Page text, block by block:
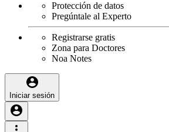
Protección de datos
Pregúntale al Experto
Registrarse gratis
Zona para Doctores
Noa Notes
Iniciar sesión